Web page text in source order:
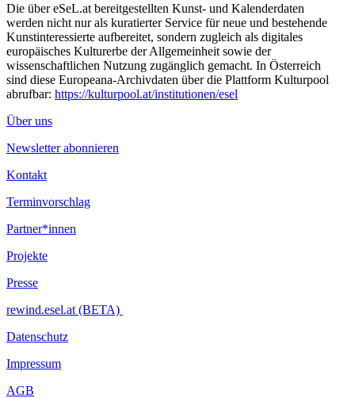
Die über eSeL.at bereitgestellten Kunst- und Kalenderdaten
werden nicht nur als kuratierter Service für neue und bestehende
Kunstinteressierte aufbereitet, sondern zugleich als digitales
europäisches Kulturerbe der Allgemeinheit sowie der
wissenschaftlichen Nutzung zugänglich gemacht. In Österreich
sind diese Europeana-Archivdaten über die Plattform Kulturpool
abrufbar: https://kulturpool.at/institutionen/esel
Über uns
Newsletter abonnieren
Kontakt
Terminvorschlag
Partner*innen
Projekte
Presse
rewind.esel.at (BETA)
Datenschutz
Impressum
AGB